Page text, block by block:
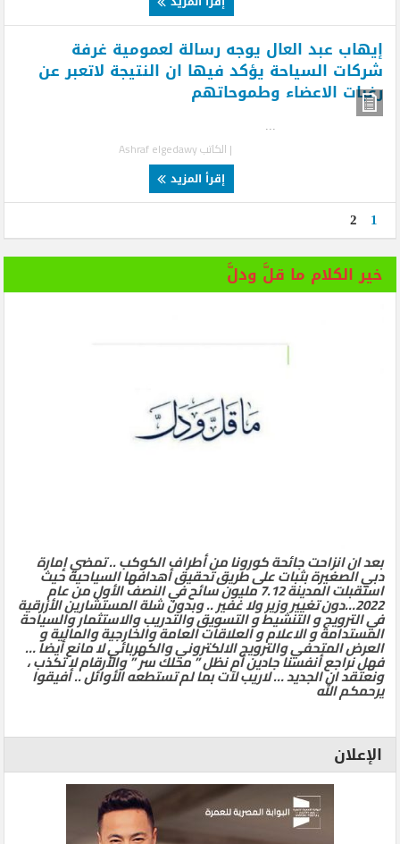
إيهاب عبد العال يوجه رسالة لعمومية غرفة
شركات السياحة يؤكد فيها ان النتيجة لاتعبر عن
رغبات الاعضاء وطموحاتهم
| الكاتبAshraf elgedawy
إقرأ المزيد
1
2
خير الكلام ما قلَّ ودلَّ
بعد ان انزاحت جائحة كورونا من أطراف الكوكب .. تمضي إمارة
دبي الصغيرة بثبات على طريق تحقيق أهدافها السياحية حيث
استقبلت المدينة 7.12 مليون سائح في النصف الأول من عام
2022…دون تغيير وزير ولا غفير .. وبدون شلة المستشارين الأزرقية
في الترويج و التنشيط و التسويق والتدريب والاستثمار والسياحة
المستدامة و الاعلام و العلاقات العامة والخارجية والمالية و
العرض المتحفي والترويج الالكتروني والكهربائي لا مانع أيضا …
فهل نراجع أنفسنا جادين أم نظل ” محلك سر ” والأرقام لا تكذب ،
ونعتقد ان الجديد … لاريب لآت بما لم تستطعه الأوائل .. أفيقوا
يرحمكم الله
الإعلان